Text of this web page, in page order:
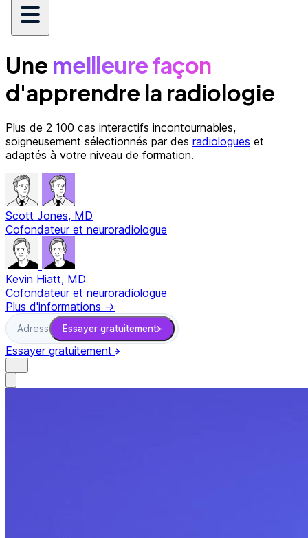
Une meilleure façon
d'apprendre la radiologie
Plus de 2 100 cas interactifs incontournables,
soigneusement sélectionnés par des radiologues et
adaptés à votre niveau de formation.
Nos radiologues
Scott Jones, MD
Cofondateur et neuroradiologue
Kevin Hiatt, MD
Cofondateur et neuroradiologue
Plus d'informations →
Adresse e-mail
Essayer gratuitement
Essayer gratuitement